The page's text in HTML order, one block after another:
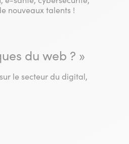
nouveaux talents !
du web ? »
le secteur du digital,